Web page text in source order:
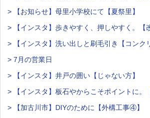
> 【お知らせ】母里小学校にて【夏祭里】
> 【インスタ】歩きやすく、押しやすく。【
> 【インスタ】洗い出しと刷毛引き【コンク
> 7月の営業日
> 【インスタ】井戸の囲い【じゃない方】
> 【インスタ】板石やからこそポイントに。
> 【加古川市】DIYのために【外構工事④】